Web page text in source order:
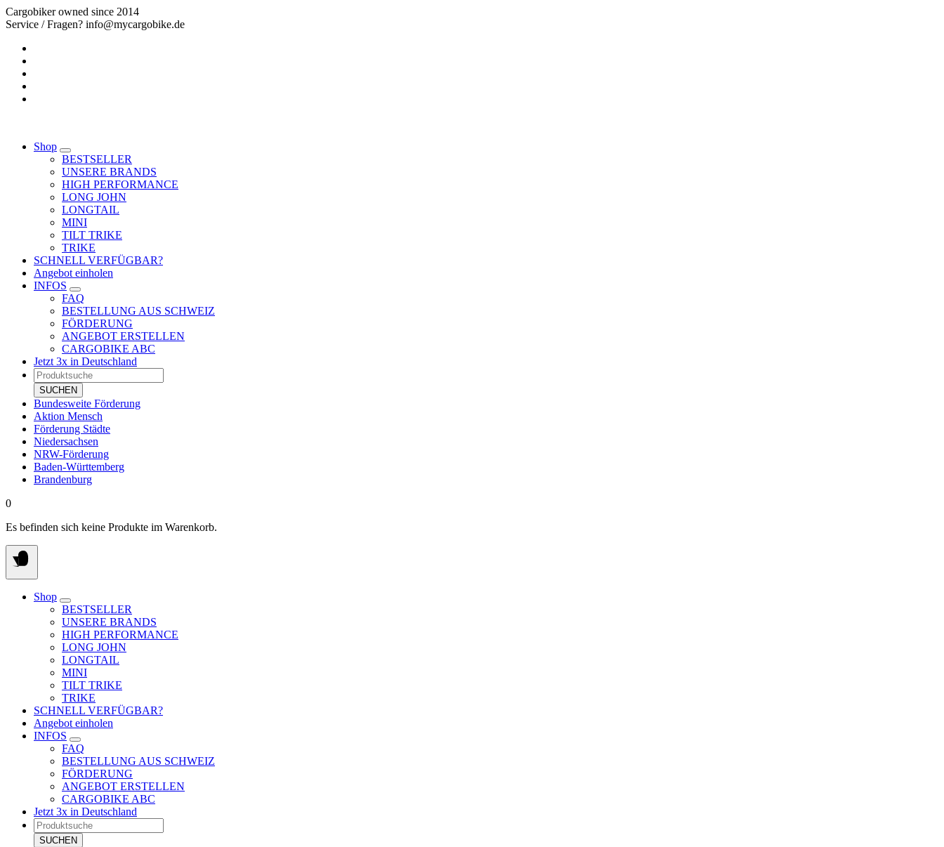
Springe
zum
Cargobiker owned since 2014
Service / Fragen? info@mycargobike.de
Shop
BESTSELLER
UNSERE BRANDS
HIGH PERFORMANCE
LONG JOHN
LONGTAIL
MINI
TILT TRIKE
TRIKE
SCHNELL VERFÜGBAR?
Angebot einholen
INFOS
FAQ
BESTELLUNG AUS SCHWEIZ
FÖRDERUNG
ANGEBOT ERSTELLEN
CARGOBIKE ABC
Jetzt 3x in Deutschland
Products
search
SUCHEN
Bundesweite Förderung
Aktion Mensch
Förderung Städte
Niedersachsen
NRW-Förderung
Baden-Württemberg
Brandenburg
0
Es befinden sich keine Produkte im Warenkorb.
Shop
BESTSELLER
UNSERE BRANDS
HIGH PERFORMANCE
LONG JOHN
LONGTAIL
MINI
TILT TRIKE
TRIKE
SCHNELL VERFÜGBAR?
Angebot einholen
INFOS
FAQ
BESTELLUNG AUS SCHWEIZ
FÖRDERUNG
ANGEBOT ERSTELLEN
CARGOBIKE ABC
Jetzt 3x in Deutschland
Products
search
SUCHEN